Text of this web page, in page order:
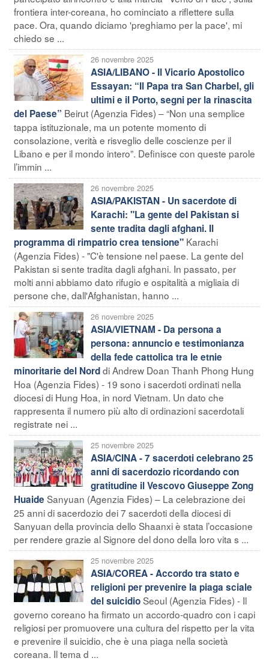
frontiera inter-coreana, ho cominciato a riflettere sulla
pace. Ora, quando diciamo 'preghiamo per la pace', mi
chiedo se ...
26 novembre 2025
ASIA/LIBANO - Il Vicario Apostolico
Essayan: “Il Papa tra San Charbel, gli
ultimi e il Porto, segni per la rinascita
del Paese” Beirut (Agenzia Fides) – “Non una semplice
tappa istituzionale, ma un potente momento di
consolazione, verità e risveglio delle coscienze per il
Libano e per il mondo intero”. Definisce con queste parole
l’immin ...
26 novembre 2025
ASIA/PAKISTAN - Un sacerdote di
Karachi: "La gente del Pakistan si
sente tradita dagli afghani. Il
programma di rimpatrio crea tensione" Karachi
(Agenzia Fides) - "C'è tensione nel paese. La gente del
Pakistan si sente tradita dagli afghani. In passato, per
molti anni abbiamo dato rifugio e ospitalità a migliaia di
persone che, dall'Afghanistan, hanno ...
26 novembre 2025
ASIA/VIETNAM - Da persona a
persona: annuncio e testimonianza
della fede cattolica tra le etnie
minoritarie del Norddi Andrew Doan Thanh Phong Hung
Hoa (Agenzia Fides) - 19 sono i sacerdoti ordinati nella
diocesi di Hung Hoa, in nord Vietnam. Un dato che
rappresenta il numero più alto di ordinazioni sacerdotali
registrate nei ...
25 novembre 2025
ASIA/CINA - 7 sacerdoti celebrano 25
anni di sacerdozio ricordando con
gratitudine il Vescovo Giuseppe Zong
Huaide Sanyuan (Agenzia Fides) – La celebrazione dei
25 anni di sacerdozio dei 7 sacerdoti della diocesi di
Sanyuan della provincia dello Shaanxi è stata l’occasione
per rendere grazie al Signore del dono della loro vita s ...
25 novembre 2025
ASIA/COREA - Accordo tra stato e
religioni per prevenire la piaga sciale
del suicidioSeoul (Agenzia Fides) - Il
governo coreano ha firmato un accordo-quadro con i capi
religiosi per promuovere una cultura del rispetto per la vita
e prevenire il suicidio, che è una piaga nella società
coreana. Il tema d ...